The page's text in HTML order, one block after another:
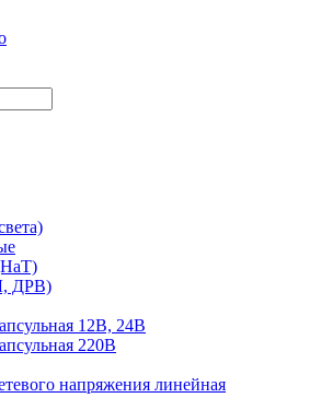
ДРВ)
12В, 24В
220В
напряжения линейная